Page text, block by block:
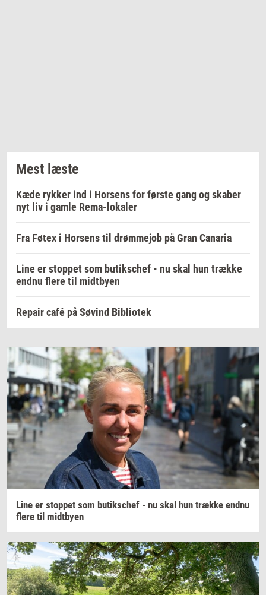
Mest læste
Kæde rykker ind i Horsens for første gang og skaber
nyt liv i gamle Rema-lokaler
Fra Føtex i Horsens til drømmejob på Gran Canaria
Line er stoppet som butikschef - nu skal hun trække
endnu flere til midtbyen
Repair café på Søvind Bibliotek
Line er stop­pet som bu­tiks­chef - nu skal hun træk­ke endnu
flere til midt­by­en